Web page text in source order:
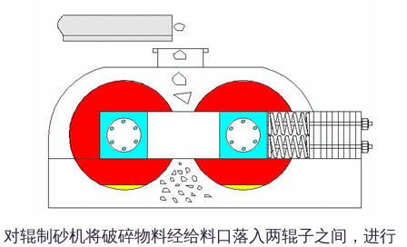
对辊制砂机将破碎物料经给料口落入两辊子之间，进行